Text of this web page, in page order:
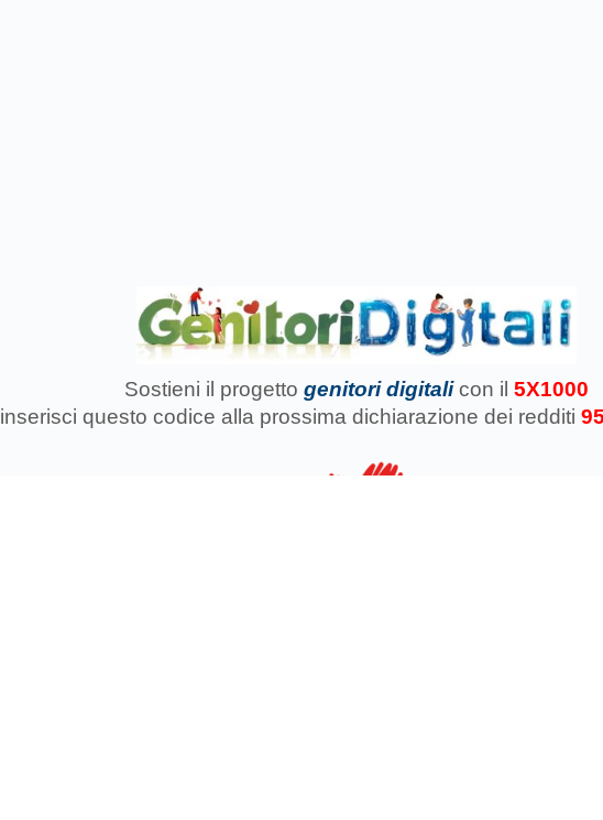
Sostieni il progetto genitori digitali con il 5X1000
inserisci questo codice alla prossima dichiarazione dei redditi